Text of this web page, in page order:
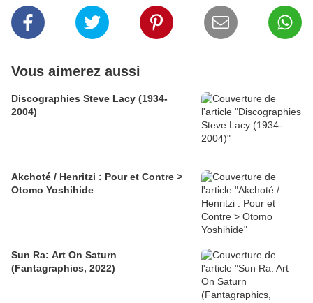
Vous aimerez aussi
Discographies Steve Lacy (1934-
2004)
Akchoté / Henritzi : Pour et Contre >
Otomo Yoshihide
Sun Ra: Art On Saturn
(Fantagraphics, 2022)